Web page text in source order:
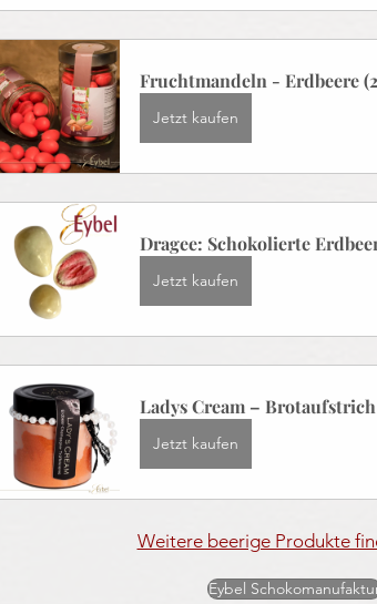
Fruchtmandeln - Erdbeere
Jetzt kaufen
Dragee: Schokolierte
Jetzt kaufen
Ladys Cream –
Jetzt kaufen
Weitere beerige Produkte
Eybel